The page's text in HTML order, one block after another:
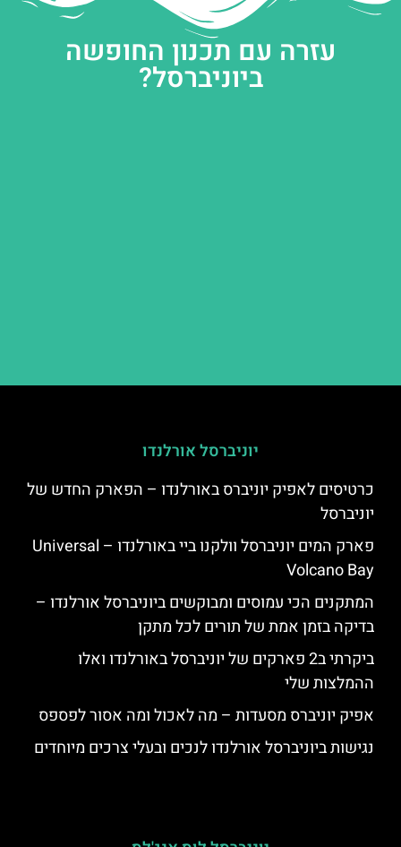
עזרה עם תכנון החופשה
ביוניברסל?
יוניברסל אורלנדו
כרטיסים לאפיק יוניברס באורלנדו – הפארק החדש של
יוניברסל
פארק המים יוניברסל וולקנו ביי באורלנדו – Universal
Volcano Bay
המתקנים הכי עמוסים ומבוקשים ביוניברסל אורלנדו –
בדיקה בזמן אמת של תורים לכל מתקן
ביקרתי ב2 פארקים של יוניברסל באורלנדו ואלו
ההמלצות שלי
אפיק יוניברס מסעדות – מה לאכול ומה אסור לפספס
נגישות ביוניברסל אורלנדו לנכים ובעלי צרכים מיוחדים